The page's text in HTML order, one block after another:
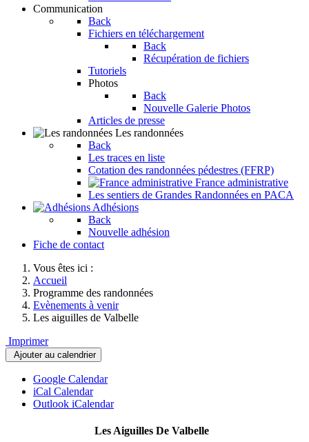
Communication
Back
Fichiers en téléchargement
Back
Récupération de fichiers
Tutoriels
Photos
Back
Nouvelle Galerie Photos
Articles de presse
Les randonnées
Back
Les traces en liste
Cotation des randonnées pédestres (FFRP)
France administrative
Les sentiers de Grandes Randonnées en PACA
Adhésions
Back
Nouvelle adhésion
Fiche de contact
Vous êtes ici :
Accueil
Programme des randonnées
Evènements à venir
Les aiguilles de Valbelle
Imprimer
Ajouter au calendrier
Google Calendar
iCal Calendar
Outlook iCalendar
Les Aiguilles De Valbelle